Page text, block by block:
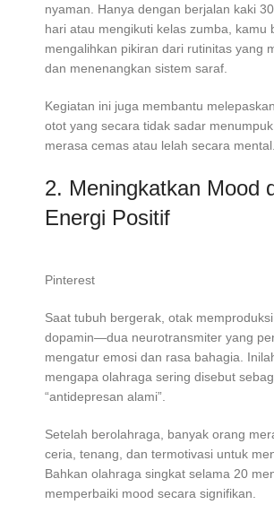
nyaman. Hanya dengan berjalan kaki
hari atau mengikuti kelas zumba, kamu
mengalihkan pikiran dari rutinitas yang
dan menenangkan sistem saraf.
Kegiatan ini juga membantu
otot yang secara tidak sadar
merasa cemas atau lelah secara mental.
2. Meningkatkan Mood
Energi Positif
Pinterest
Saat tubuh bergerak, otak
dopamin—dua neurotransmiter yang
mengatur emosi dan rasa bahagia.
mengapa olahraga sering disebut
“antidepresan alami”.
Setelah berolahraga, banyak orang
ceria, tenang, dan termotivasi untuk
Bahkan olahraga singkat selama 20
memperbaiki mood secara signifikan.